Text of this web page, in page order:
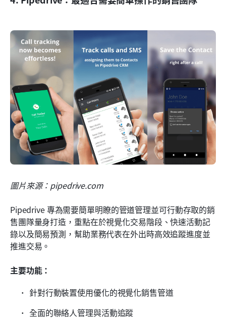
圖片來源：pipedrive.com
Pipedrive 專為需要簡單明瞭的管道管理並可行動存取的銷
售團隊量身打造，重點在於視覺化交易階段、快速活動記
錄以及簡易預測，幫助業務代表在外出時高效追蹤進度並
推進交易。
主要功能：
針對行動裝置使用優化的視覺化銷售管道
全面的聯絡人管理與活動追蹤